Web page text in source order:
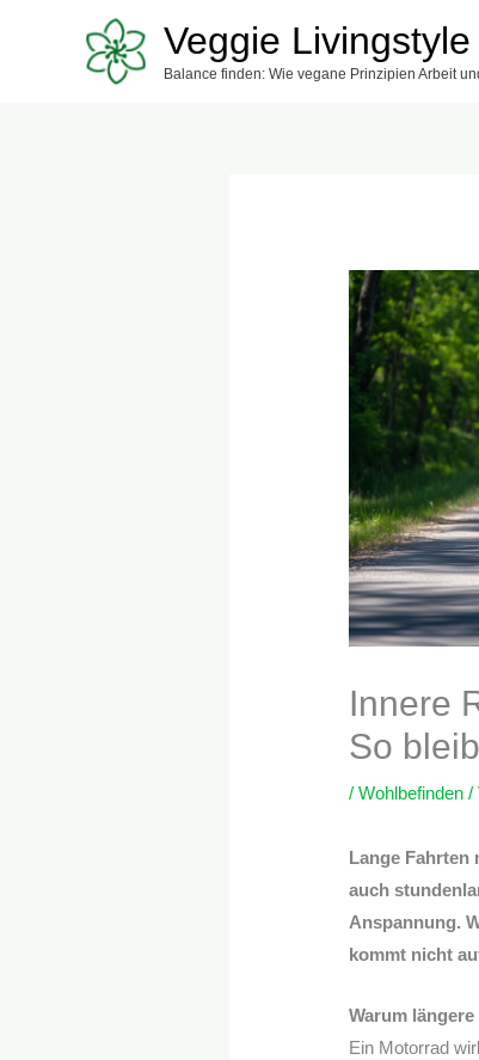
Veggie Livingstyle
Balance finden: Wie vegane Prinzipien Arbeit
Innere
So
/Wohlbefinden /
Lange Fahrten
auch
Anspannung.
kommt nicht
Warum
Ein Motorrad